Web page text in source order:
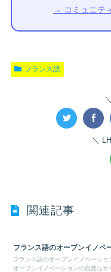
→ コミュニテ
フランス語
関連記事
フランス語のオープンイノベ
フランス語のオープンイノベーショ
オープンイノベーションの自然な